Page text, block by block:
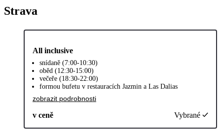
Strava
All inclusive
snídaně (7:00-10:30)
oběd (12:30-15:00)
večeře (18:30-22:00)
formou bufetu v restauracích Jazmin a Las Dalias
zobrazit podrobnosti
v ceně Vybrané